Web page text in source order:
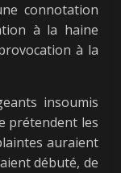
connotation
à la haine
à la
insoumis
prétendent les
auraient
débuté, de